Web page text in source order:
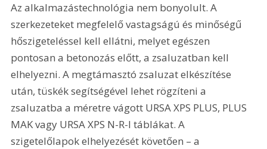
Az alkalmazástechnológia nem bonyolult. A
szerkezeteket megfelelő vastagságú és minőségű
hőszigeteléssel kell ellátni, melyet egészen
pontosan a betonozás előtt, a zsaluzatban kell
elhelyezni. A megtámasztó zsaluzat elkészítése
után, tüskék segítségével lehet rögzí­teni a
zsaluzatba a méretre vágott URSA XPS PLUS, PLUS
MAK vagy URSA XPS N-R-I táblákat. A
szigetelőlapok elhelyezését követően – a